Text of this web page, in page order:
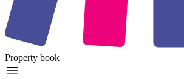
Property book